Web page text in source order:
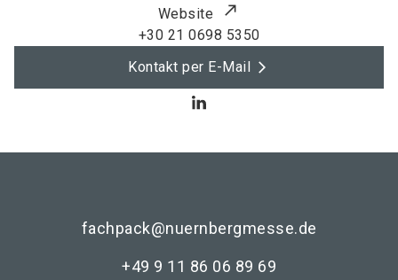
Website
+30 21 0698 5350
Kontakt per E-Mail
fachpack@nuernbergmesse.de
+49 9 11 86 06 89 69